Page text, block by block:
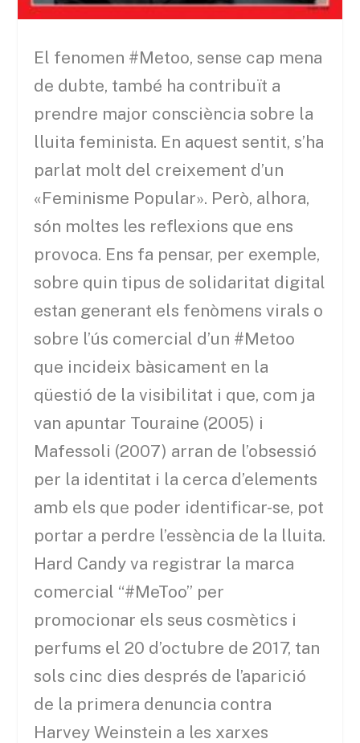
El fenomen #Metoo, sense cap mena
de dubte, també ha contribuït a
prendre major consciència sobre la
lluita feminista. En aquest sentit, s’ha
parlat molt del creixement d’un
«Feminisme Popular». Però, alhora,
són moltes les reflexions que ens
provoca. Ens fa pensar, per exemple,
sobre quin tipus de solidaritat digital
estan generant els fenòmens virals o
sobre l’ús comercial d’un #Metoo
que incideix bàsicament en la
qüestió de la visibilitat i que, com ja
van apuntar Touraine (2005) i
Mafessoli (2007) arran de l’obsessió
per la identitat i la cerca d’elements
amb els que poder identificar-se, pot
portar a perdre l’essència de la lluita.
Hard Candy va registrar la marca
comercial “#MeToo” per
promocionar els seus cosmètics i
perfums el 20 d’octubre de 2017, tan
sols cinc dies després de l’aparició
de la primera denuncia contra
Harvey Weinstein a les xarxes